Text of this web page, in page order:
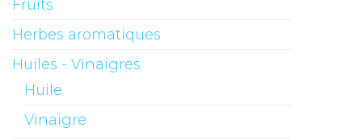
Fruits
Herbes aromatiques
Huiles - Vinaigres
Huile
Vinaigre